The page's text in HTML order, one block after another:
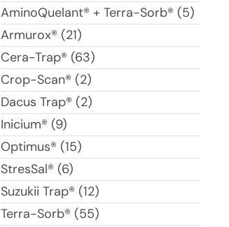
AminoQuelant® + Terra-Sorb® (5)
Armurox® (21)
Cera-Trap® (63)
Crop-Scan® (2)
Dacus Trap® (2)
Inicium® (9)
Optimus® (15)
StresSal® (6)
Suzukii Trap® (12)
Terra-Sorb® (55)